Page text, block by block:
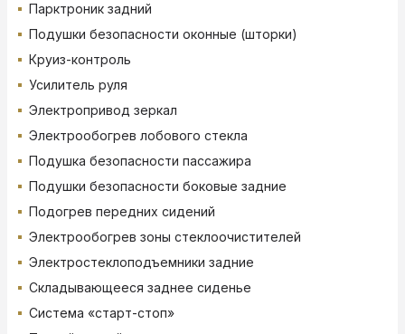
Парктроник задний
Подушки безопасности оконные (шторки)
Круиз-контроль
Усилитель руля
Электропривод зеркал
Электрообогрев лобового стекла
Подушка безопасности пассажира
Подушки безопасности боковые задние
Подогрев передних сидений
Электрообогрев зоны стеклоочистителей
Электростеклоподъемники задние
Складывающееся заднее сиденье
Система «старт-стоп»